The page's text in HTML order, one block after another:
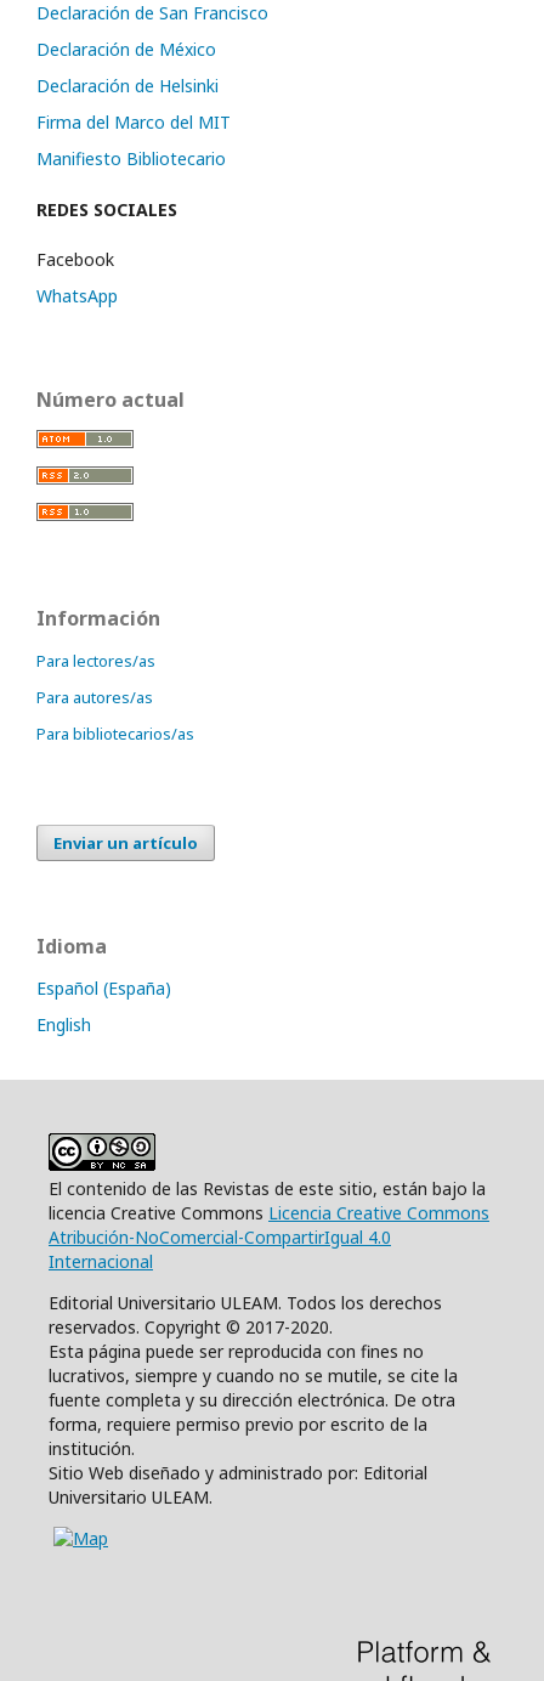
Declaración de San Francisco
Declaración de México
Declaración de Helsinki
Firma del Marco del MIT
Manifiesto Bibliotecario
REDES SOCIALES
Facebook
WhatsApp
Número actual
Información
Para lectores/as
Para autores/as
Para bibliotecarios/as
Enviar un artículo
Idioma
Español (España)
English
El contenido de las Revistas de este sitio, están bajo la
licencia Creative Commons Licencia Creative Commons
Atribución-NoComercial-CompartirIgual 4.0
Internacional
Editorial Universitario ULEAM. Todos los derechos
reservados. Copyright © 2017-2020.
Esta página puede ser reproducida con fines no
lucrativos, siempre y cuando no se mutile, se cite la
fuente completa y su dirección electrónica. De otra
forma, requiere permiso previo por escrito de la
institución.
Sitio Web diseñado y administrado por: Editorial
Universitario ULEAM.